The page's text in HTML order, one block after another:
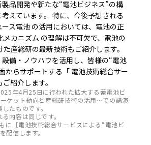
品開発や新たな“電池ビジネス”の構
えています。 特に、今後予想される
ス電池 の活用においては、電池の正
メカニズム の理解は不可欠で、電池の
産総研の最新技術もご紹介します。
備・ノウハウを活用し、皆様の“電池
からサポートする「 電池技術総合サー
紹介します。
年4月25日に行われた拡大する蓄電池ビ
ケット動向と産総研技術の活用～での講演
たものです。
内容は同じです。
に［電池技術総合サービスによる“電池ビ
配信します。